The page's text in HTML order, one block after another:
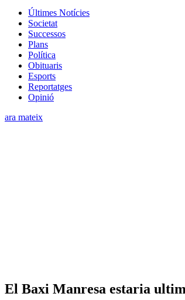
Últimes Notícies
Societat
Successos
Plans
Política
Obituaris
Esports
Reportatges
Opinió
ara mateix
El Baxi Manresa estaria